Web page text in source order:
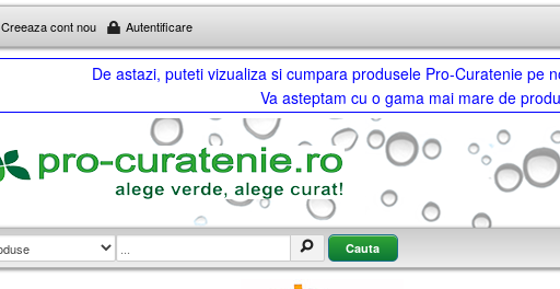
Creeaza cont nou Autentificare
De astazi, puteti vizualiza si cumpara produsele Pro-Curatenie pe
Va asteptam cu o gama mai mare de